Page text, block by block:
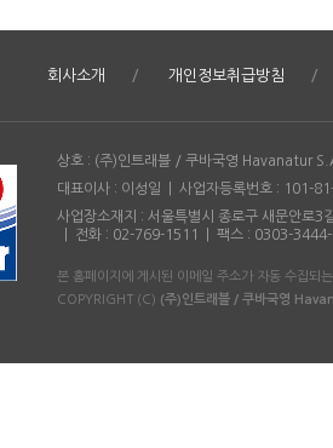
회사소개 개인정보취급방침
상호 : (주)인트래블 / 쿠바국영 Havanatur
대표이사 : 이성일 | 사업자등록번호 : 101-
사업장소재지 : 서울특별시 종로구 새문안
| 전화 : 02-769-1511 | 팩스 : 0303-
본 홈페이지에 게시된 이메일 주소가 자동 수집되
COPYRIGHT (C) (주)인트래블 / 쿠바국영